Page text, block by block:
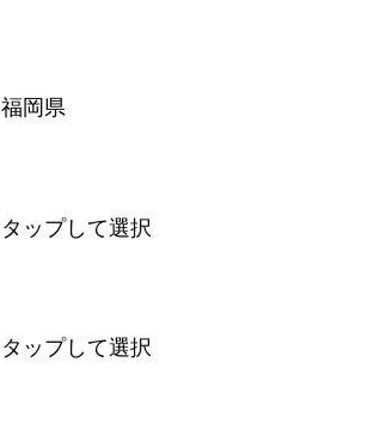
福岡県
タップして選択
タップして選択